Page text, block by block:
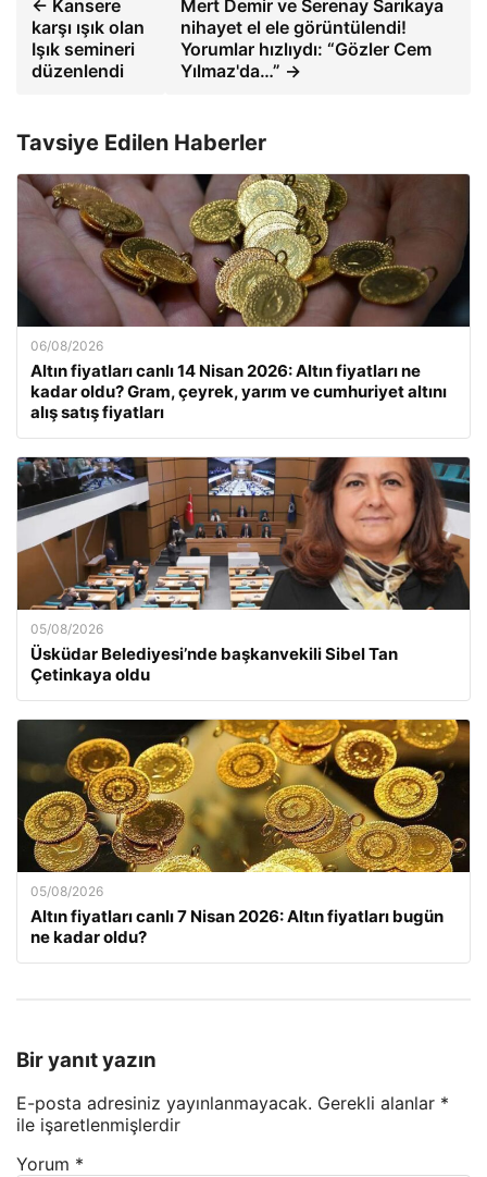
← Kansere
karşı ışık olan
Işık semineri
düzenlendi
Mert Demir ve Serenay Sarıkaya
nihayet el ele görüntülendi!
Yorumlar hızlıydı: “Gözler Cem
Yılmaz'da…” →
Tavsiye Edilen Haberler
06/08/2026
Altın fiyatları canlı 14 Nisan 2026: Altın fiyatları ne
kadar oldu? Gram, çeyrek, yarım ve cumhuriyet altını
alış satış fiyatları
05/08/2026
Üsküdar Belediyesi’nde başkanvekili Sibel Tan
Çetinkaya oldu
05/08/2026
Altın fiyatları canlı 7 Nisan 2026: Altın fiyatları bugün
ne kadar oldu?
Bir yanıt yazın
E-posta adresiniz yayınlanmayacak. Gerekli alanlar *
ile işaretlenmişlerdir
Yorum *